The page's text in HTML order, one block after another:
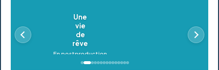
Oldeupe
En postproduction